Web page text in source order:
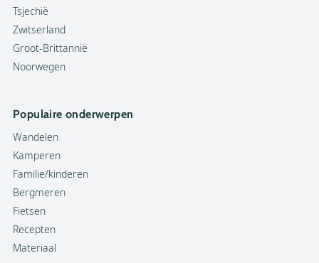
Tsjechië
Zwitserland
Groot-Brittannië
Noorwegen
Populaire onderwerpen
Wandelen
Kamperen
Familie/kinderen
Bergmeren
Fietsen
Recepten
Materiaal